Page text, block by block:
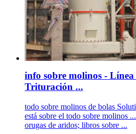
info sobre molinos -
Trituración ...
todo sobre molinos de bolas
está sobre el todo sobre molinos
orugas de aridos; libros sobre ...